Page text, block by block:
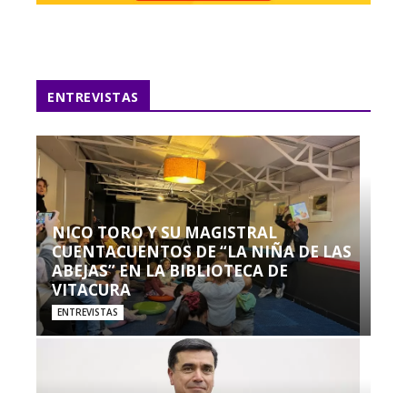
ENTREVISTAS
NICO TORO Y SU MAGISTRAL
CUENTACUENTOS DE “LA NIÑA DE LAS
ABEJAS” EN LA BIBLIOTECA DE
VITACURA
ENTREVISTAS